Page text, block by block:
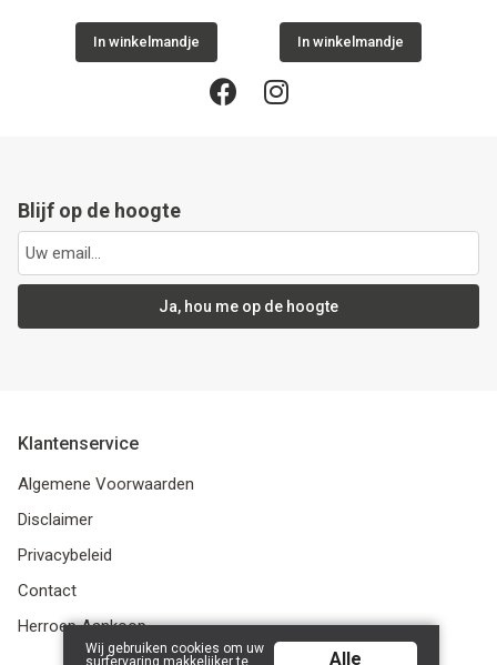
In winkelmandje In winkelmandje
Blijf op de hoogte
Ja, hou me op de hoogte
Klantenservice
Algemene Voorwaarden
Disclaimer
Privacybeleid
Contact
Herroep Aankoop
Wij gebruiken cookies om uw
surfervaring makkelijker te
Alle